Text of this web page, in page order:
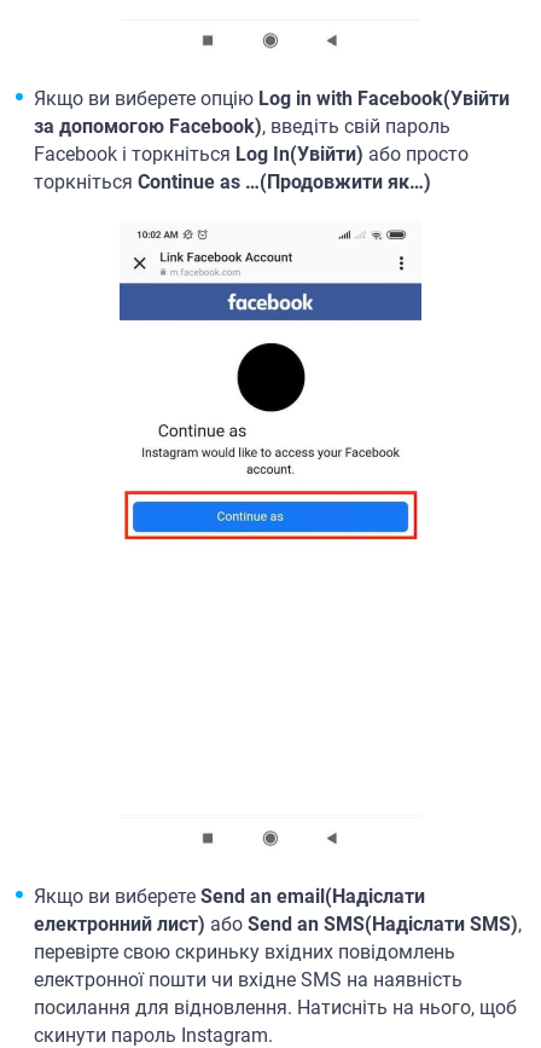
Якщо ви виберете опцію Log in with Facebook(Увійти
за допомогою Facebook), введіть свій пароль
Facebook і торкніться Log In(Увійти) або просто
торкніться Continue as …(Продовжити як…)
Якщо ви виберете Send an email(Надіслати
електронний лист) або Send an SMS(Надіслати SMS),
перевірте свою скриньку вхідних повідомлень
електронної пошти чи вхідне SMS на наявність
посилання для відновлення. Натисніть на нього, щоб
скинути пароль Instagram.